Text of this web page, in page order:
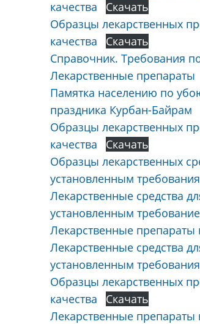
качества
Скачать
Образцы лекарственных
качества
Скачать
Справочник. Требования
Лекарственные препараты
Памятка населению по
праздника Курбан-Байрам
Образцы лекарственных
качества
Скачать
Образцы лекарственных
установленным
Лекарственные средства
установленным
Лекарственные
Лекарственные средства
установленным
Образцы лекарственных
качества
Скачать
Лекарственные